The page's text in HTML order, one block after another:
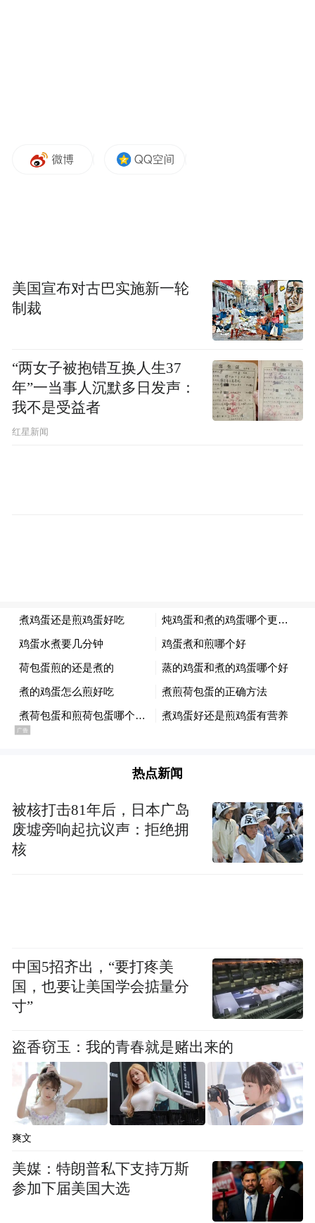
地排队等候登记。工作人员仔细核验录取通
知书与身份信息后，郑重地将满载着敬意与
祝福的780g「黑金枣礼盒」 交到学子手中。
学子们纷纷在店内精心设置的“金榜题名”打
卡墙前，手持这份象征荣耀与肯定的特别贺
礼，合影留念，定格下这难忘的荣光时刻。
锣声、笑语、祝贺交织，现场充满了对学子
美国宣布对古巴实施新一轮
制裁
“两女子被抱错互换人生37
年”一当事人沉默多日发声：
我不是受益者
红星新闻
热点新闻
被核打击81年后，日本广岛
废墟旁响起抗议声：拒绝拥
核
中国5招齐出，“要打疼美
国，也要让美国学会掂量分
寸”
盗香窃玉：我的青春就是赌出来的
爽文
美媒：特朗普私下支持万斯
参加下届美国大选